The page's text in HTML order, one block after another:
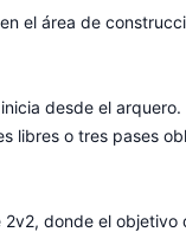
el área de
desde el
libres o tres pases
donde el